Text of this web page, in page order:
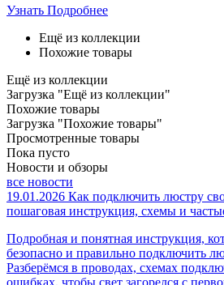
Узнать Подробнее
Ещё из коллекции
Похожие товары
Ещё из коллекции
Загрузка "Ещё из коллекции"
Похожие товары
Загрузка "Похожие товары"
Просмотренные товары
Пока пусто
Новости и обзоры
все новости
19.01.2026 Как подключить люстру
пошаговая инструкция, схемы и
Подробная и понятная инструкция,
безопасно и правильно подключить
Разберёмся в проводах, схемах
ошибках, чтобы свет загорелся с